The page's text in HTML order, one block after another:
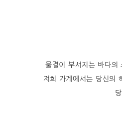
물결이 부서지는 바다의
저희 가게에서는 당신의